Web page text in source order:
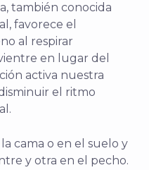
también conocida
favorece el
al respirar
en lugar del
activa nuestra
el ritmo
cama o en el suelo y
y otra en el pecho.